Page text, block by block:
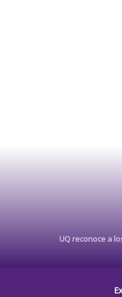
UQ reconoce a